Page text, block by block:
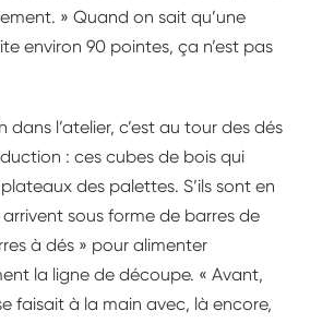
» Quand on sait qu’une
environ 90 pointes, ça n’est pas
dans l’atelier, c’est au tour des dés
: ces cubes de bois qui
des palettes. S’ils sont en
arrivent sous forme de barres de
à dés » pour alimenter
la ligne de découpe. « Avant,
faisait à la main avec, là encore,